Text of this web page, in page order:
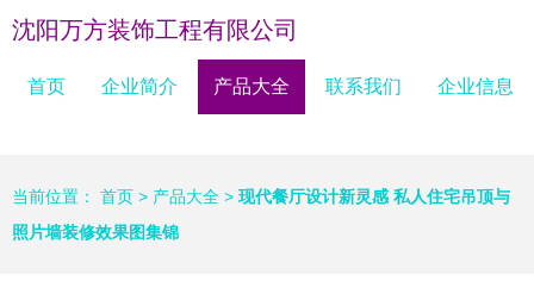
沈阳万方装饰工程有限公司
首页 企业简介 产品大全 联系我们 企业信息
当前位置： 首页 > 产品大全 > 现代餐厅设计新灵感 私人住宅吊顶与
照片墙装修效果图集锦